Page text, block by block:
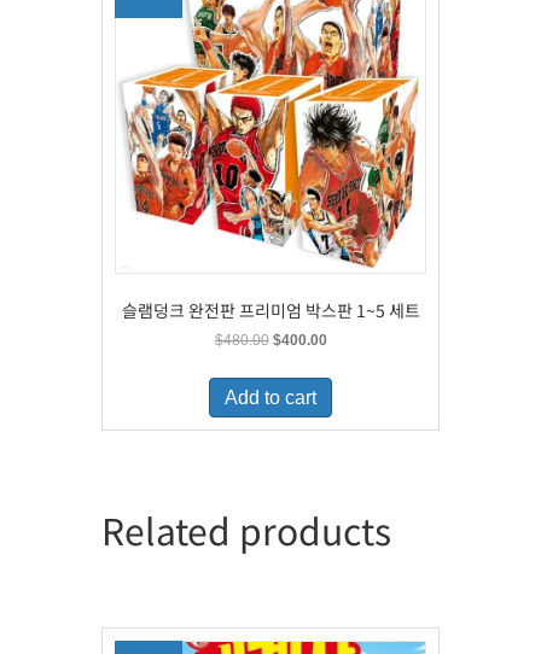
슬램덩크 완전판 프리미엄 박스판 1~5 세트
$480.00 Original
was:
$480.00.
$400.00Current
is:
Add to cart
Related products